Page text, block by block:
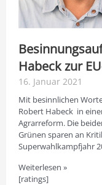
Habeck zur
16. Januar 2021
Mit besinnlichen
Robert Habeck in
Agrarreform. Die
Grünen sparen an
Superwahlkampfjahr
Weiterlesen »
[ratings]